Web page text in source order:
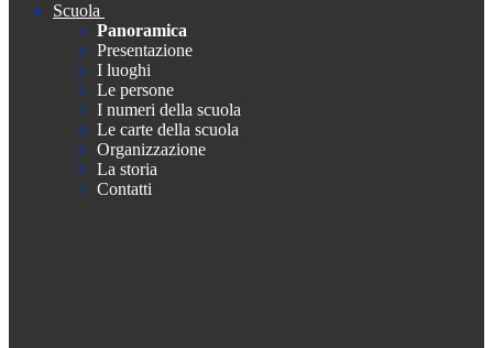
Scuola
Panoramica
Presentazione
I luoghi
Le persone
I numeri della scuola
Le carte della scuola
Organizzazione
La storia
Contatti